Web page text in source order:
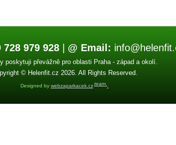
728 979 928 @ Email:
poskytuji převážně pro oblasti Praha - západ a okolí.
© Helenfit.cz 2026. All Rights Reserved.
Designed by webzaparkacek.cz team. .